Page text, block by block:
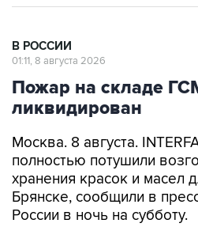
В РОССИИ
01:11, 8 августа 2026
Пожар на складе
ликвидирован
Москва. 8 августа.
полностью потушили
хранения красок и масел
Брянске, сообщили в
России в ночь на субботу.